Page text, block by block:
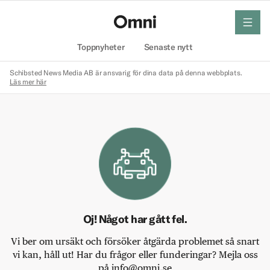
Toppnyheter Senaste nytt
meny
Schibsted News Media AB är ansvarig för dina data på denna webbplats.
Läs mer här
Oj! Något har gått fel.
Vi ber om ursäkt och försöker åtgärda problemet så snart
vi kan, håll ut! Har du frågor eller funderingar? Mejla oss